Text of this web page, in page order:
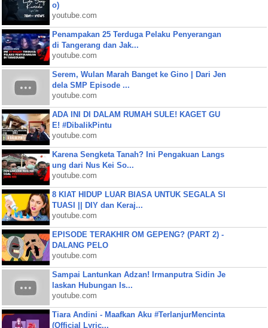
o)
youtube.com
Penampakan 25 Terduga Pelaku Penyerangan
di Tangerang dan Jak...
youtube.com
Serem, Wulan Marah Banget ke Gino | Dari Jen
dela SMP Episode ...
youtube.com
ADA INI DI DALAM RUMAH SULE! KAGET GU
E! #DibalikPintu
youtube.com
Karena Sengketa Tanah? Ini Pengakuan Langs
ung dari Nus Kei So...
youtube.com
8 KIAT HIDUP LUAR BIASA UNTUK SEGALA SI
TUASI || DIY dan Keraj...
youtube.com
EPISODE TERAKHIR OM GEPENG? (PART 2) -
DALANG PELO
youtube.com
Sampai Lantunkan Adzan! Irmanputra Sidin Je
laskan Hubungan Is...
youtube.com
Tiara Andini - Maafkan Aku #TerlanjurMencinta
(Official Lyric...